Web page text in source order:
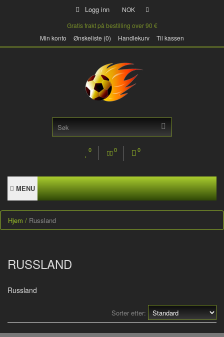
Logg inn
NOK
Gratis frakt på bestilling over 90 €
Min konto
Ønskeliste (0) Handlekurv Til kassen
0 0 0
MENU
Hjem Russland
RUSSLAND
Russland
Sorter etter: